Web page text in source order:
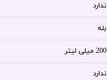
ندارد
بله
200 میلی لیتر
ندارد